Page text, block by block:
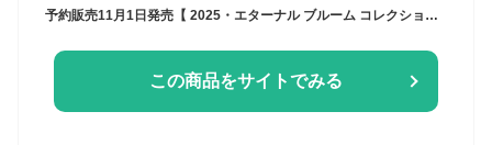
予約販売11月1日発売【 2025・エターナル ブルーム コレクション】DECORTÉ コスメデコルテ エターナル ブルーム コレクション クリスマスコフレ ホリデーコフレ ホリデーギフト 2025クリスマス クリスマスプレゼント コフレ
この商品をサイトでみる